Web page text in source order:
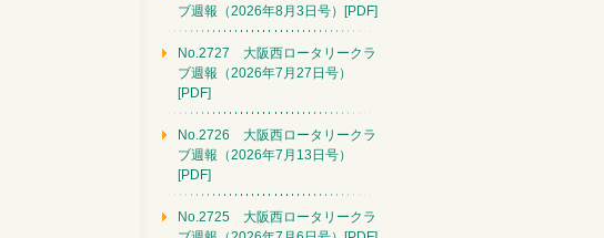
ブ週報（2026年8月3日号）[PDF]
No.2727 大阪西ロータリークラ
ブ週報（2026年7月27日号）
[PDF]
No.2726 大阪西ロータリークラ
ブ週報（2026年7月13日号）
[PDF]
No.2725 大阪西ロータリークラ